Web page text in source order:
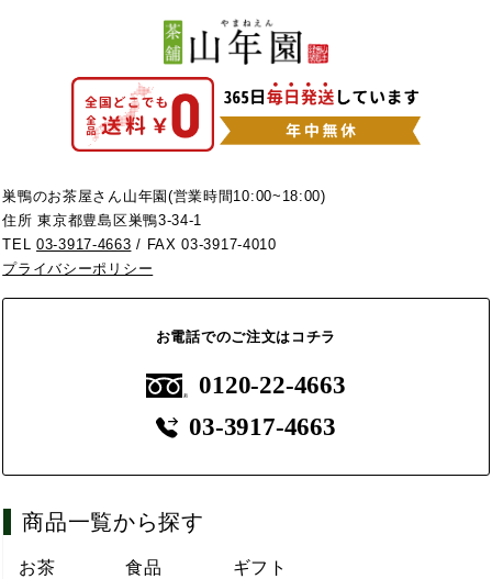
巣鴨のお茶屋さん山年園(営業時間10:00~18:00)
住所 東京都豊島区巣鴨3-34-1
TEL03-3917-4663 / FAX 03-3917-4010
プライバシーポリシー
お電話でのご注文はコチラ
0120-22-4663
03-3917-4663
商品一覧から探す
お茶 食品 ギフト